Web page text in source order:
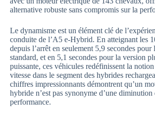
alternative robuste sans compromis sur la
Le dynamisme est un élément clé de
conduite de l’A5 e-Hybrid. En atteignant les
depuis l’arrêt en seulement 5,9 secondes pour
standard, et en 5,1 secondes pour la version
puissante, ces véhicules redéfinissent la
vitesse dans le segment des hybrides
chiffres impressionnants démontrent qu’un
hybride n’est pas synonyme d’une diminution
performance.